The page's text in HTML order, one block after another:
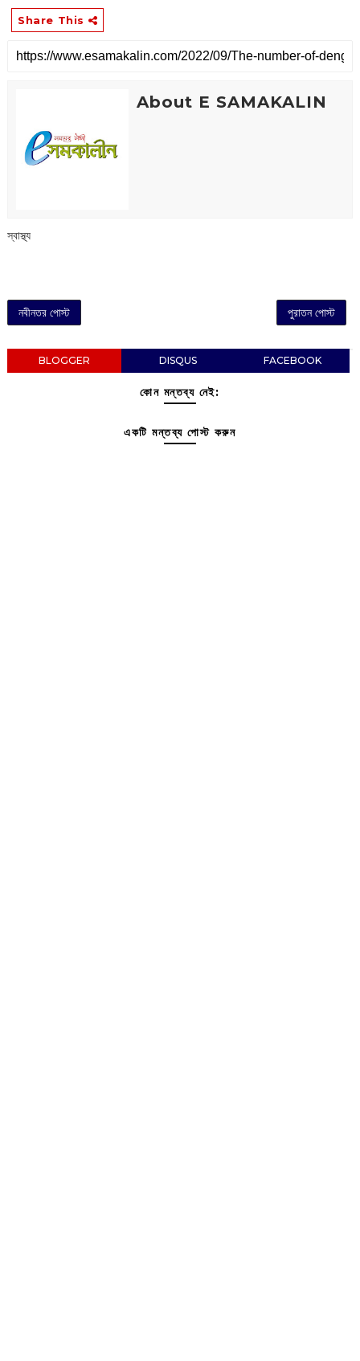
Share This
About E SAMAKALIN
‌স্বাস্থ্য
নবীনতর পোস্ট পুরাতন পোস্ট
BLOGGER DISQUS FACEBOOK
কোন মন্তব্য নেই:
একটি মন্তব্য পোস্ট করুন